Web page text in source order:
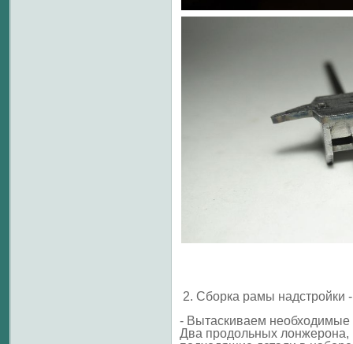
2. Сборка рамы надстройки
- Вытаскиваем необходимые
Два продольных лонжерона,